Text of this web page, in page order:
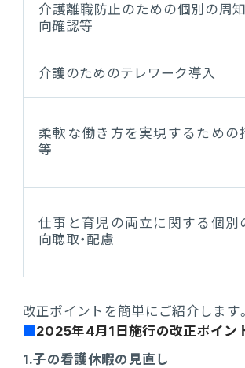
介護離職防止のための個別の周知
向確認等
介護のためのテレワーク導入
柔軟な働き方を実現するための
等
仕事と育児の両立に関する個別
向聴取・配慮
改正ポイントを簡単にご紹介します。
2025年4月1日施行の改正ポイン
1.子の看護休暇の見直し